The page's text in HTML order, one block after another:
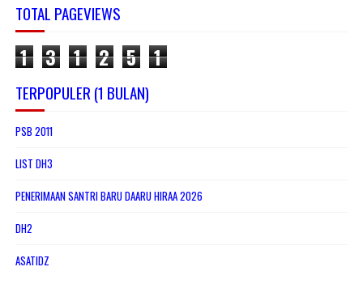
TOTAL PAGEVIEWS
1 3 1 2 5 1
TERPOPULER (1 BULAN)
PSB 2011
LIST DH3
PENERIMAAN SANTRI BARU DAARU HIRAA 2026
DH2
ASATIDZ